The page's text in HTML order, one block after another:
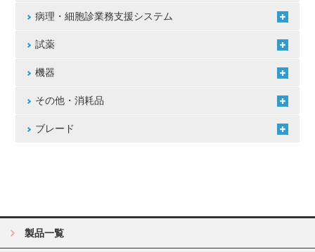
病理・細胞診業務支援システム
試薬
機器
その他・消耗品
ブレード
製品一覧